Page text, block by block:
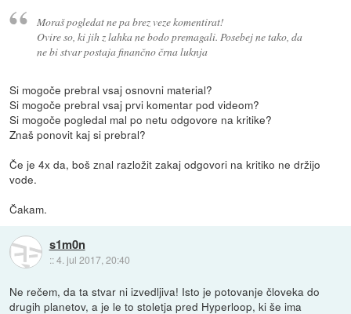
Moraš pogledat ne pa brez veze komentirat!
Ovire so, ki jih z lahka ne bodo premagali. Posebej ne tako, da
ne bi stvar postaja finančno črna luknja
Si mogoče prebral vsaj osnovni material?
Si mogoče prebral vsaj prvi komentar pod videom?
Si mogoče pogledal mal po netu odgovore na kritike?
Znaš ponovit kaj si prebral?
Če je 4x da, boš znal razložit zakaj odgovori na kritiko ne držijo
vode.
Čakam.
s1m0n
::4. jul 2017, 20:40
Ne rečem, da ta stvar ni izvedljiva! Isto je potovanje človeka do
drugih planetov, a je le to stoletja pred Hyperloop, ki še ima